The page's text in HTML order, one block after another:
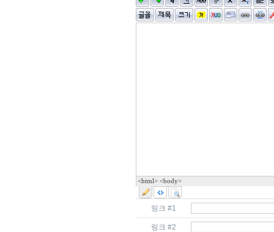
<html> <body>
링크 #1
링크 #2